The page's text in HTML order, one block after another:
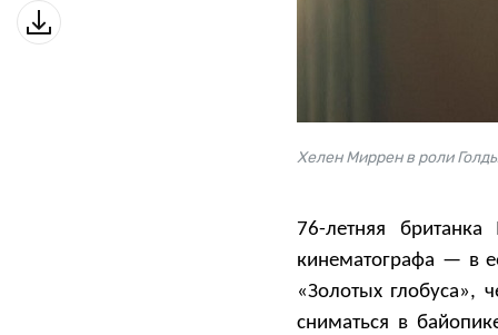
Хелен Миррен в роли
76-летняя
кинематографа — в
«Золотых глобуса»,
сниматься в